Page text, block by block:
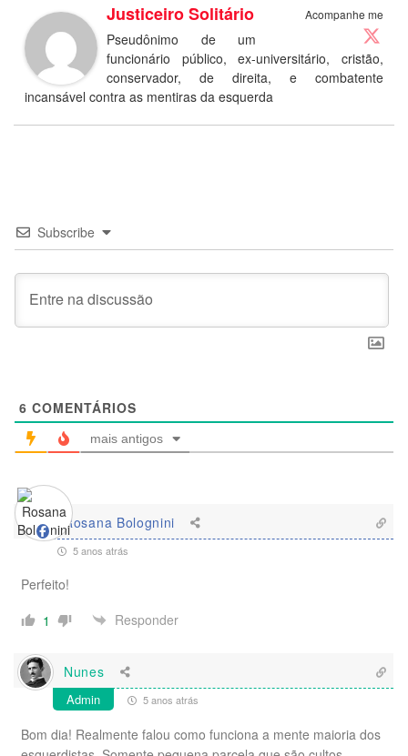
Acompanhe me
Justiceiro Solitário
Pseudônimo de um
funcionário público, ex-universitário, cristão,
conservador, de direita, e combatente
incansável contra as mentiras da esquerda
Subscribe
6 COMENTÁRIOS
mais antigos
Rosana Bolognini
5 anos atrás
Perfeito!
1
Responder
Nunes
Admin 5 anos atrás
Bom dia! Realmente falou como funciona a mente maioria dos